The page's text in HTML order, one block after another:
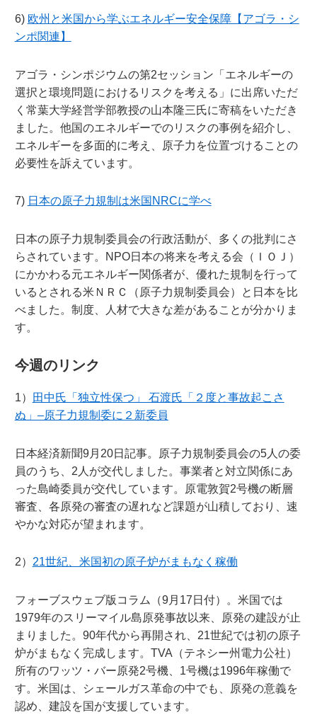
6) 欧州と米国から学ぶエネルギー安全保障【アゴラ・シ
ンポ関連】
アゴラ・シンポジウムの第2セッション「エネルギーの
選択と環境問題におけるリスクを考える」に出席いただ
く常葉大学経営学部教授の山本隆三氏に寄稿をいただき
ました。他国のエネルギーでのリスクの事例を紹介し、
エネルギーを多面的に考え、原子力を位置づけることの
必要性を訴えています。
7) 日本の原子力規制は米国NRCに学べ
日本の原子力規制委員会の行政活動が、多くの批判にさ
らされています。NPO日本の将来を考える会（ＩＯＪ）
にかかわる元エネルギー関係者が、優れた規制を行って
いるとされる米ＮＲＣ（原子力規制委員会）と日本を比
べました。制度、人材で大きな差があることが分かりま
す。
今週のリンク
1）
田中氏「独立性保つ」 石渡氏「２度と事故起こさ
ぬ」–原子力規制委に２新委員
日本経済新聞9月20日記事。原子力規制委員会の5人の委
員のうち、2人が交代しました。事業者と対立関係にあ
った島崎委員が交代しています。原電敦賀2号機の断層
審査、各原発の審査の遅れなど課題が山積しており、速
やかな対応が望まれます。
2） 21世紀、米国初の原子炉がまもなく稼働
フォーブスウェブ版コラム（9月17日付）。米国では
1979年のスリーマイル島原発事故以来、原発の建設が止
まりました。90年代から再開され、21世紀では初の原子
炉がまもなく完成します。TVA（テネシー州電力公社）
所有のワッツ・バー原発2号機、1号機は1996年稼働で
す。米国は、シェールガス革命の中でも、原発の意義を
認め、建設を国が支援しています。